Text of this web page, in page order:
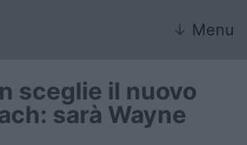
↓ Menu
sceglie il nuovo
sarà Wayne